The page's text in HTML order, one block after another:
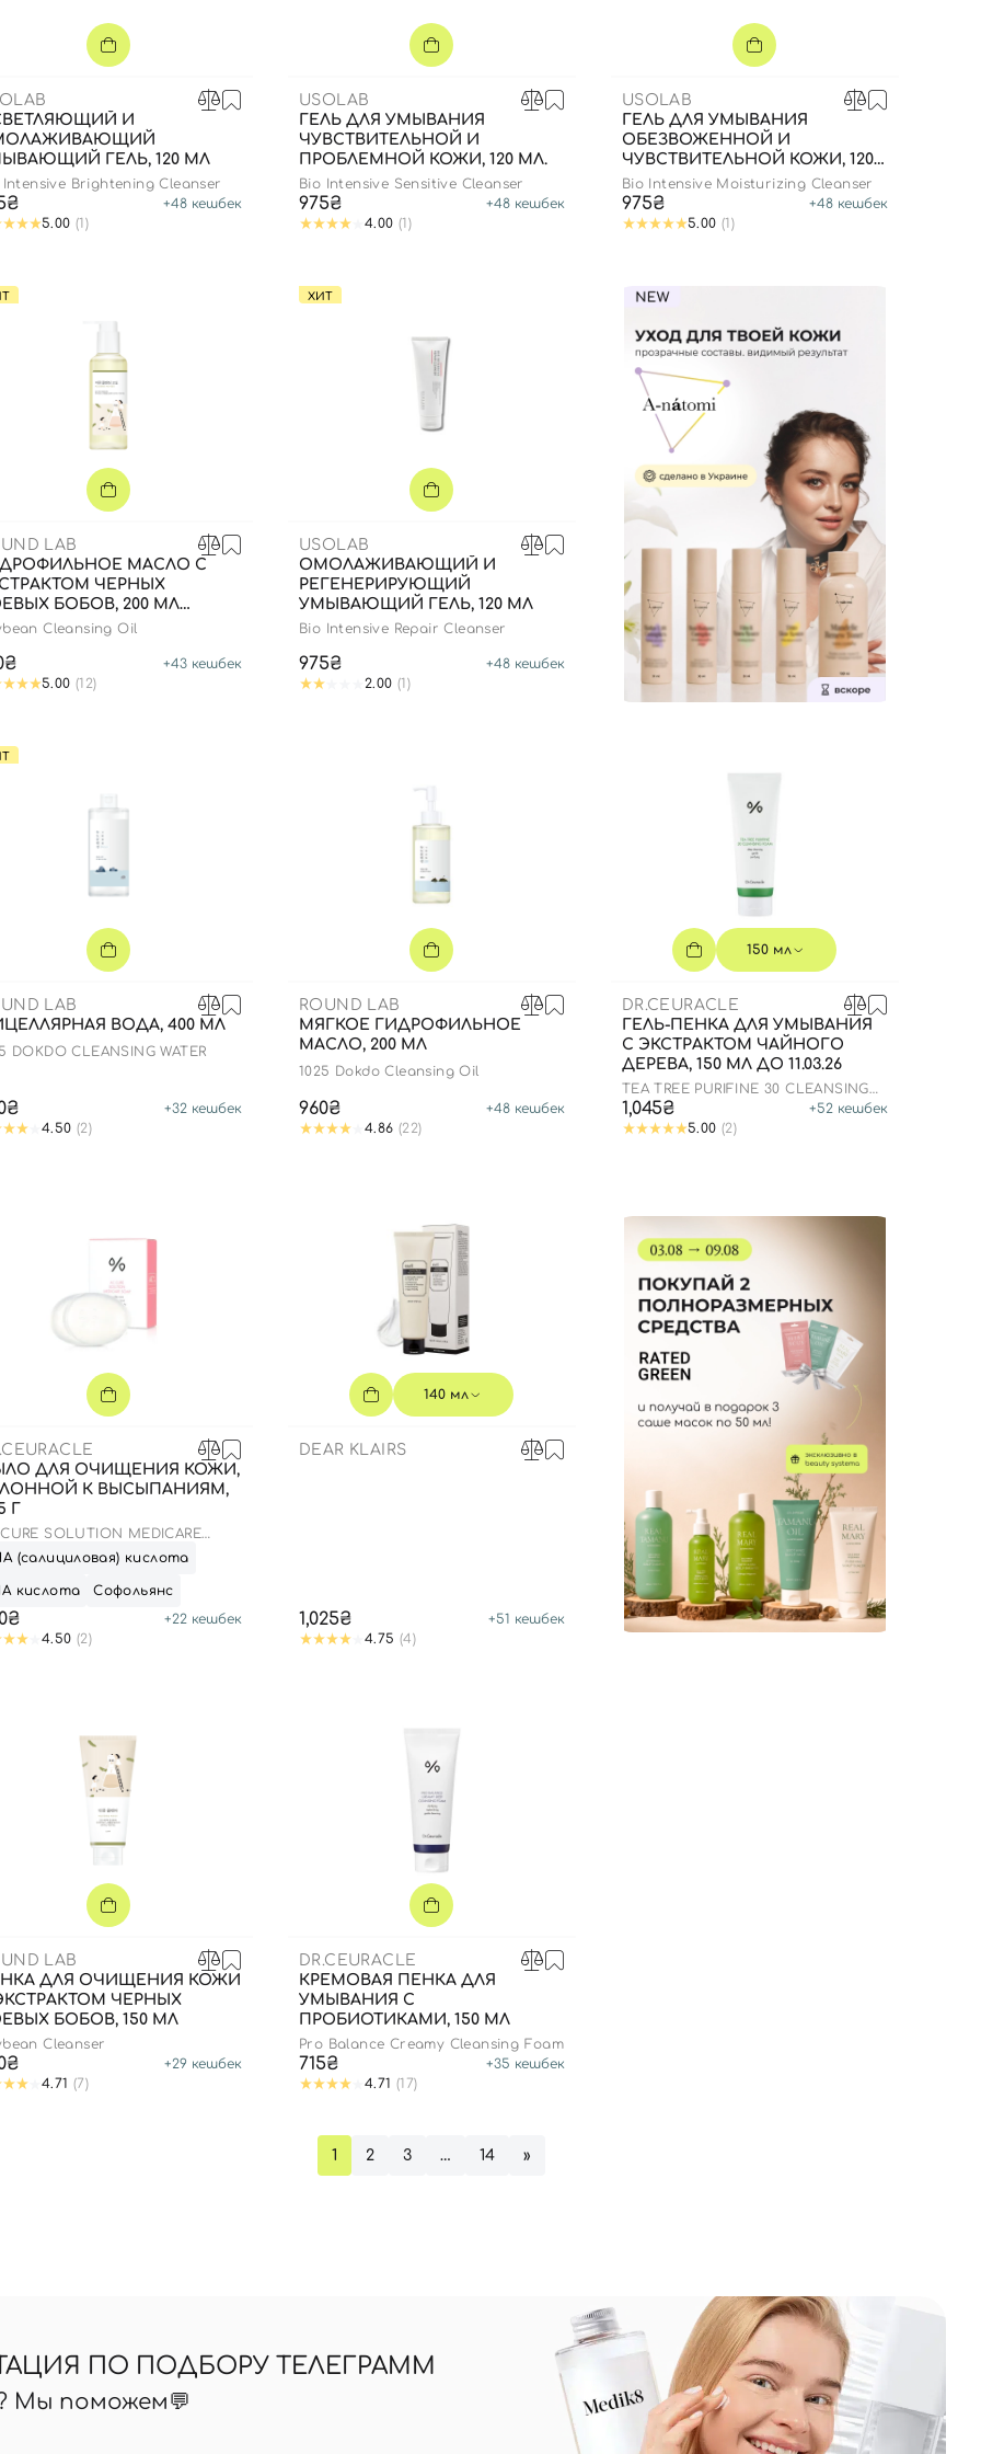
СПФ защита для детей
Для зоны век
И
ГЕЛЬ, 120 МЛ
Intensive Brightening Cleanser
+48кешбек
5.00 (1)
USOLAB
ГЕЛЬ ДЛЯ УМЫВАНИЯ
ЧУВСТВИТЕЛЬНОЙ И
ПРОБЛЕМНОЙ КОЖИ, 120 МЛ.
Bio Intensive Sensitive Cleanser
975₴ +48кешбек
4.00 (1)
USOLAB
ГЕЛЬ ДЛЯ УМЫВАНИЯ
ОБЕЗВОЖЕННОЙ И
ЧУВСТВИТЕЛЬНОЙ КОЖИ, 120
МЛ.
Bio Intensive Moisturizing Cleanser
975₴ +48кешбек
5.00 (1)
LAB
МАСЛО С
ЧЕРНЫХ
БОБОВ, 200 МЛ
Cleansing Oil
+43кешбек
5.00 (12)
ХИТ
USOLAB
ОМОЛАЖИВАЮЩИЙ И
РЕГЕНЕРИРУЮЩИЙ
УМЫВАЮЩИЙ ГЕЛЬ, 120 МЛ
Bio Intensive Repair Cleanser
975₴ +48кешбек
2.00 (1)
LAB
ВОДА, 400 МЛ
DOKDO CLEANSING WATER
+32кешбек
4.50 (2)
ROUND LAB
МЯГКОЕ ГИДРОФИЛЬНОЕ
МАСЛО, 200 МЛ
1025 Dokdo Cleansing Oil
960₴ +48кешбек
4.86 (22)
150 мл
DR.CEURACLE
ГЕЛЬ-ПЕНКА ДЛЯ УМЫВАНИЯ
С ЭКСТРАКТОМ ЧАЙНОГО
ДЕРЕВА, 150 МЛ ДО 11.03.26
TEA TREE PURIFINE 30 CLEANSING
FOAM
1,045₴ +52кешбек
5.00 (2)
ДЛЯ ОЧИЩЕНИЯ КОЖИ,
К ВЫСЫПАНИЯМ,
Г
SOLUTION MEDICARE
(салициловая) кислота
кислота Софольянс
+22кешбек
4.50 (2)
140 мл
DEAR KLAIRS
1,025₴ +51 кешбек
4.75 (4)
LAB
ДЛЯ ОЧИЩЕНИЯ КОЖИ
ЧЕРНЫХ
БОБОВ, 150 МЛ
Сleanser
+29кешбек
4.71 (7)
DR.CEURACLE
КРЕМОВАЯ ПЕНКА ДЛЯ
УМЫВАНИЯ С
ПРОБИОТИКАМИ, 150 МЛ
Pro Balance Creamy Cleansing Foam
715₴ +35 кешбек
4.71 (17)
1 2 3 … 14 »
ПО ПОДБОРУ ТЕЛЕГРАММ
Мы поможем💬
Вы еще не добавили товары в корзину
Номер телефона
Отправляя форму для авторизации/регистрации, вы
принимаете условия
Пользовательские соглашения
Войти с помощью e-mail